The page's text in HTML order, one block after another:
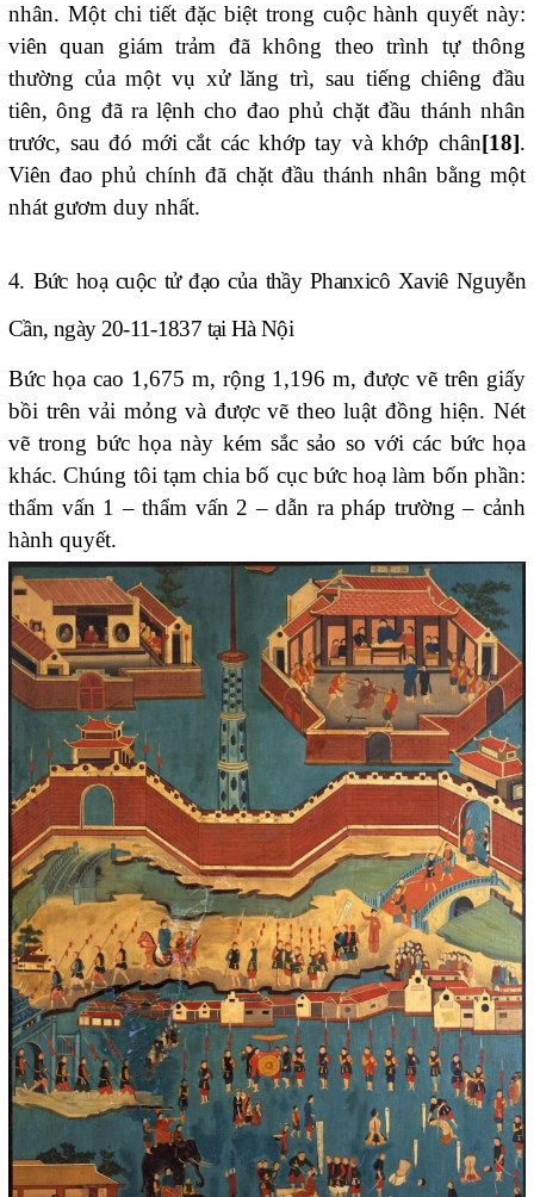
nhân. Một chi tiết đặc biệt trong cuộc hành quyết này:
viên quan giám trảm đã không theo trình tự thông
thường của một vụ xử lăng trì, sau tiếng chiêng đầu
tiên, ông đã ra lệnh cho đao phủ chặt đầu thánh nhân
trước, sau đó mới cắt các khớp tay và khớp chân[18].
Viên đao phủ chính đã chặt đầu thánh nhân bằng một
nhát gươm duy nhất.
4. Bức hoạ cuộc tử đạo của thầy Phanxicô Xaviê Nguyễn
Cần, ngày 20-11-1837 tại Hà Nội
Bức họa cao 1,675 m, rộng 1,196 m, được vẽ trên giấy
bồi trên vải mỏng và được vẽ theo luật đồng hiện. Nét
vẽ trong bức họa này kém sắc sảo so với các bức họa
khác. Chúng tôi tạm chia bố cục bức hoạ làm bốn phần:
thẩm vấn 1 – thẩm vấn 2 – dẫn ra pháp trường – cảnh
hành quyết.